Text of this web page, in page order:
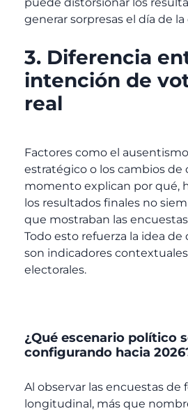
generar sorpresas el día de
3. Diferencia
intención de
real
Factores como el
estratégico o los cambios
momento explican por qué,
los resultados finales no
que mostraban las
Todo esto refuerza la idea de
son indicadores
electorales.
¿Qué escenario político
configurando hacia
Al observar las encuestas de
longitudinal, más que